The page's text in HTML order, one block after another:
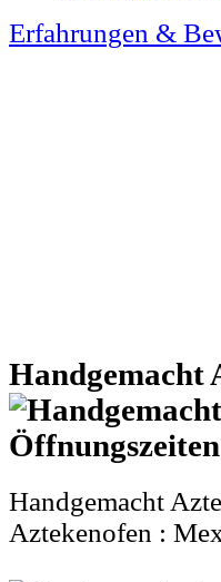
Erfahrungen &
Handgemacht
Handgemacht
Aztekenofen :